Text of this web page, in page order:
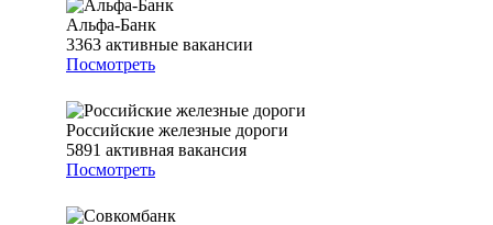
Альфа-Банк
3363 активные вакансии
Посмотреть
Российские железные дороги
5891 активная вакансия
Посмотреть